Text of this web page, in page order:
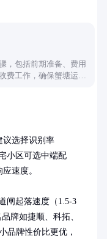
，包括前期准备、费用
费工作，确保蟹塘运营
议选择识别率
小区可选中端配
速度。
闸起落速度（1.5-3
牌如捷顺、科拓、
品牌性价比更优，